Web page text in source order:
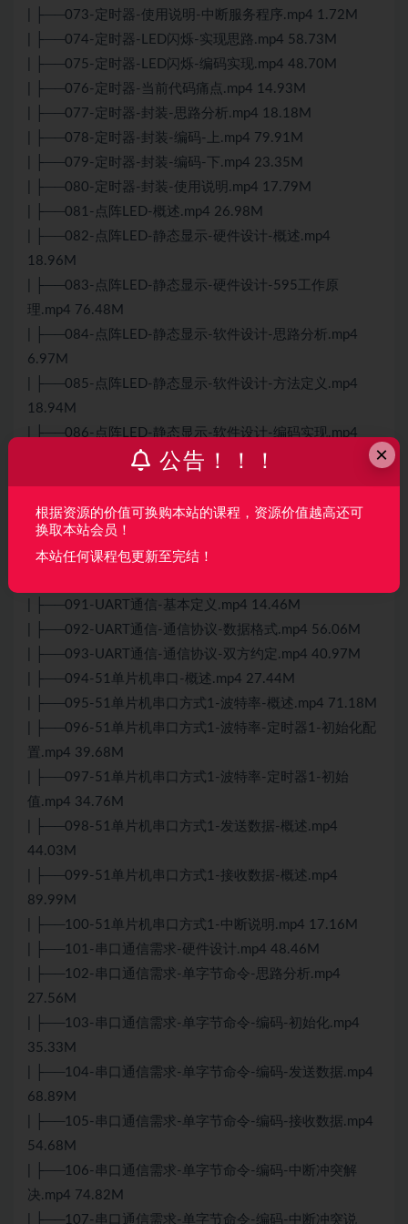
| ├──073-定时器-使用说明-中断服务程序.mp4 1.72M
| ├──074-定时器-LED闪烁-实现思路.mp4 58.73M
| ├──075-定时器-LED闪烁-编码实现.mp4 48.70M
| ├──076-定时器-当前代码痛点.mp4 14.93M
| ├──077-定时器-封装-思路分析.mp4 18.18M
| ├──078-定时器-封装-编码-上.mp4 79.91M
| ├──079-定时器-封装-编码-下.mp4 23.35M
| ├──080-定时器-封装-使用说明.mp4 17.79M
| ├──081-点阵LED-概述.mp4 26.98M
| ├──082-点阵LED-静态显示-硬件设计-概述.mp4
18.96M
| ├──083-点阵LED-静态显示-硬件设计-595工作原
理.mp4 76.48M
| ├──084-点阵LED-静态显示-软件设计-思路分析.mp4
6.97M
| ├──085-点阵LED-静态显示-软件设计-方法定义.mp4
18.94M
| ├──086-点阵LED-静态显示-软件设计-编码实现.mp4
47.40M
| ├──088-点阵LED-滚动显示-实现思路.mp4 26.18M
| ├──089-点阵LED-滚动显示-编码实现.mp4 78.11M
| ├──091-UART通信-基本定义.mp4 14.46M
| ├──092-UART通信-通信协议-数据格式.mp4 56.06M
| ├──093-UART通信-通信协议-双方约定.mp4 40.97M
| ├──094-51单片机串口-概述.mp4 27.44M
| ├──095-51单片机串口方式1-波特率-概述.mp4 71.18M
| ├──096-51单片机串口方式1-波特率-定时器1-初始化配
置.mp4 39.68M
| ├──097-51单片机串口方式1-波特率-定时器1-初始
值.mp4 34.76M
| ├──098-51单片机串口方式1-发送数据-概述.mp4
44.03M
| ├──099-51单片机串口方式1-接收数据-概述.mp4
89.99M
| ├──100-51单片机串口方式1-中断说明.mp4 17.16M
| ├──101-串口通信需求-硬件设计.mp4 48.46M
| ├──102-串口通信需求-单字节命令-思路分析.mp4
27.56M
| ├──103-串口通信需求-单字节命令-编码-初始化.mp4
35.33M
| ├──104-串口通信需求-单字节命令-编码-发送数据.mp4
68.89M
| ├──105-串口通信需求-单字节命令-编码-接收数据.mp4
54.68M
| ├──106-串口通信需求-单字节命令-编码-中断冲突解
决.mp4 74.82M
| ├──107-串口通信需求-单字节命令-编码-中断冲突说
×
公告！！！
根据资源的价值可换购本站的课程，资源价值越高还可
换取本站会员！
本站任何课程包更新至完结！